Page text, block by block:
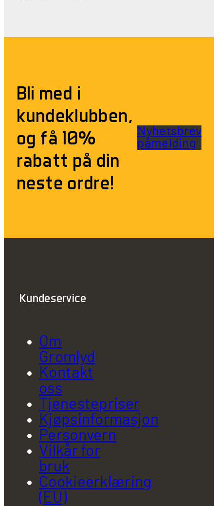
Bli med i
kundeklubben,
og få 10%
rabatt på din
neste ordre!
Nyhetsbrev
påmelding
Kundeservice
Om
Gromlyd
Kontakt
oss
Tjenestepriser
Kjøpsinformasjon
Personvern
Vilkår for
bruk
Cookieerklæring
(EU)